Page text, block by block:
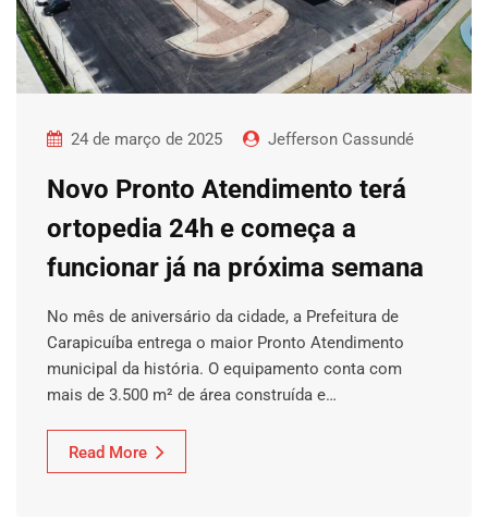
24 de março de 2025 Jefferson Cassundé
Novo Pronto Atendimento terá
ortopedia 24h e começa a
funcionar já na próxima semana
No mês de aniversário da cidade, a Prefeitura de
Carapicuíba entrega o maior Pronto Atendimento
municipal da história. O equipamento conta com
mais de 3.500 m² de área construída e…
Read More